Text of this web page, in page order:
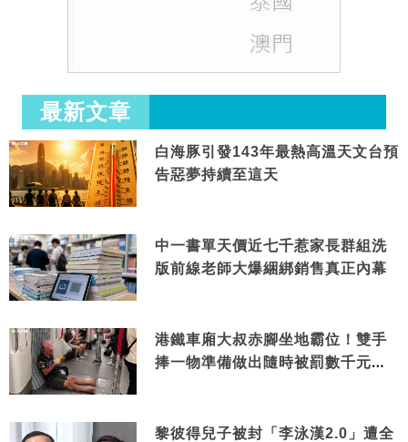
最新文章
白海豚引發143年最熱高溫天文台預
告惡夢持續至這天
中一書單天價近七千惹家長群組洗
版前線老師大爆綑綁銷售真正內幕
港鐵車廂大叔赤腳坐地霸位！雙手
捧一物準備做出隨時被罰數千元舉
黎彼得兒子被封「李泳漢2.0」遭全